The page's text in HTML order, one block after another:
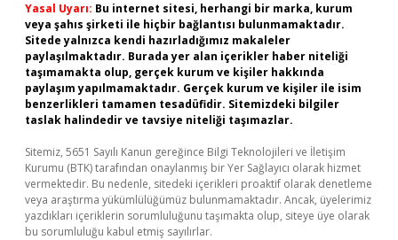
Yasal Uyarı: Bu internet sitesi, herhangi bir marka, kurum
veya şahıs şirketi ile hiçbir bağlantısı bulunmamaktadır.
Sitede yalnızca kendi hazırladığımız makaleler
paylaşılmaktadır. Burada yer alan içerikler haber niteliği
taşımamakta olup, gerçek kurum ve kişiler hakkında
paylaşım yapılmamaktadır. Gerçek kurum ve kişiler ile isim
benzerlikleri tamamen tesadüfidir. Sitemizdeki bilgiler
taslak halindedir ve tavsiye niteliği taşımazlar.
Sitemiz, 5651 Sayılı Kanun gereğince Bilgi Teknolojileri ve İletişim
Kurumu (BTK) tarafından onaylanmış bir Yer Sağlayıcı olarak hizmet
vermektedir. Bu nedenle, sitedeki içerikleri proaktif olarak denetleme
veya araştırma yükümlülüğümüz bulunmamaktadır. Ancak, üyelerimiz
yazdıkları içeriklerin sorumluluğunu taşımakta olup, siteye üye olarak
bu sorumluluğu kabul etmiş sayılırlar.